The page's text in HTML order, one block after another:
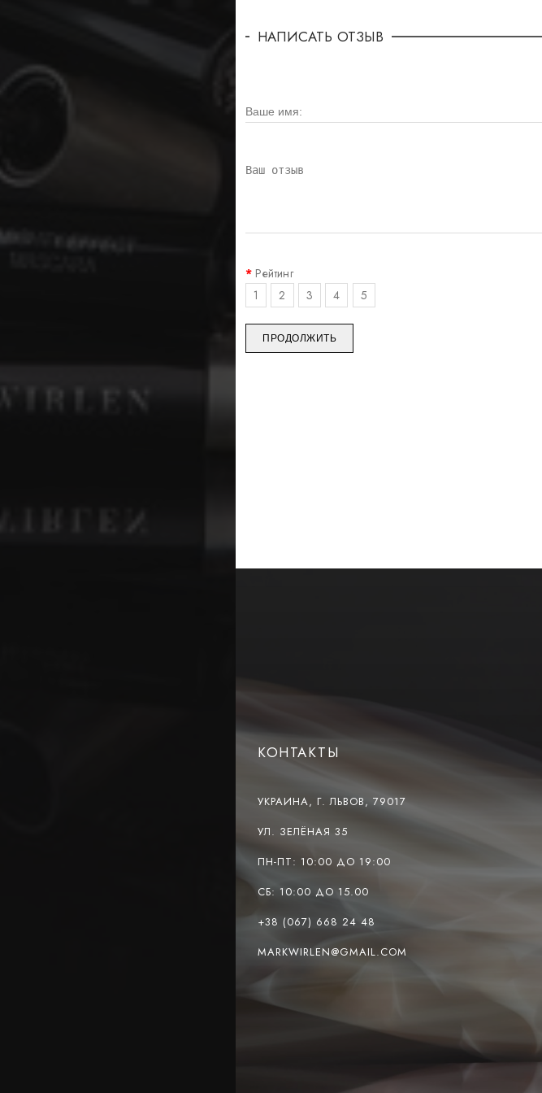
НАПИСАТЬ ОТЗЫВ
Рейтинг
1
2 3 4 5
ПРОДОЛЖИТЬ
КОНТАКТЫ
УКРАИНА, Г. ЛЬВОВ, 79017
УЛ. ЗЕЛЁНАЯ 35
ПН-ПТ: 10:00 ДО 19:00
СБ: 10:00 ДО 15.00
+38 (067) 668 24 48
MARKWIRLEN@GMAIL.COM